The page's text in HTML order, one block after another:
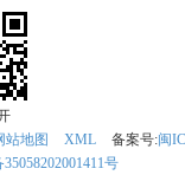
站地图 XML 备案号:闽
号